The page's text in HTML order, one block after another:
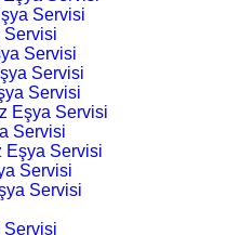
Servisi
Servisi
Servisi
Servisi
Servisi
Eşya Servisi
Servisi
Eşya Servisi
Servisi
Servisi
Servisi